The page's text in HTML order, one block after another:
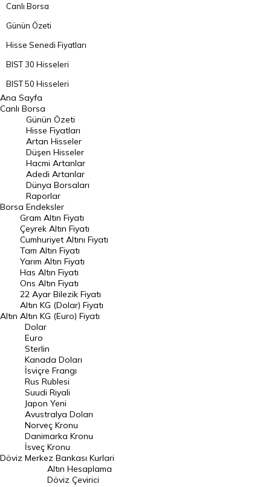
Canlı Borsa
Günün Özeti
Hisse Senedi Fiyatları
BIST 30 Hisseleri
BIST 50 Hisseleri
BIST 100 Hisseleri
En Çok Artan Hisseler
En Çok Düşen Hisseler
Hacmi Artanlar
Geçmiş Kapanışlar
Dünya Borsaları
Raporlar
Endeksler
DÖVİZ
Döviz Kuru
Dolar Kuru
Euro Kuru
Pound Kuru
Frank Kuru
Riyal Kuru
Avustralya Doları
Danimarka Kronu Kuru
Kanada Doları Kuru
Norveç Kronu Kuru
İsveç Kronu Kuru
Ana Sayfa
Canlı Borsa
Borsa
Günün Özeti
Hisse Fiyatları
Artan Hisseler
Düşen Hisseler
Hacmi Artanlar
Adedi Artanlar
Dünya Borsaları
Raporlar
Endeksler
Altın
Gram Altın Fiyatı
Çeyrek Altın Fiyatı
Cumhuriyet Altını Fiyatı
Tam Altın Fiyatı
Yarım Altın Fiyatı
Has Altın Fiyatı
Ons Altın Fiyatı
22 Ayar Bilezik Fiyatı
Altın KG (Dolar) Fiyatı
Altın KG (Euro) Fiyatı
Döviz
Dolar
Euro
Sterlin
Kanada Doları
İsviçre Frangı
Rus Rublesi
Suudi Riyali
Japon Yeni
Avustralya Doları
Norveç Kronu
Danimarka Kronu
İsveç Kronu
Merkez Bankası Kurlari
Altın Hesaplama
Döviz Çevirici